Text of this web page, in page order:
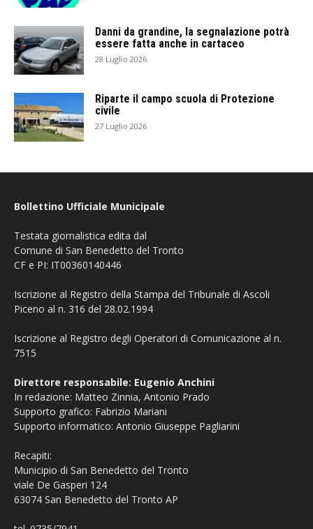
Danni da grandine, la segnalazione potrà
essere fatta anche in cartaceo
28 Luglio 2026
Riparte il campo scuola di Protezione
civile
27 Luglio 2026
Bollettino Ufficiale Municipale
Testata giornalistica edita dal
Comune di San Benedetto del Tronto
CF e PI: IT00360140446
Iscrizione al Registro della Stampa del Tribunale di Ascoli
Piceno al n. 316 del 28.02.1994
Iscrizione al Registro degli Operatori di Comunicazione al n.
7515
Direttore responsabile: Eugenio Anchini
In redazione: Matteo Zinnia, Antonio Prado
Supporto grafico: Fabrizio Mariani
Supporto informatico: Antonio Giuseppe Pagliarini
Recapiti:
Municipio di San Benedetto del Tronto
viale De Gasperi 124
63074 San Benedetto del Tronto AP